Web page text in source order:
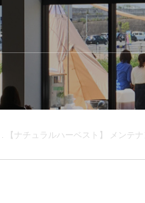
. 【ナチュラルハーベスト】 メンテ